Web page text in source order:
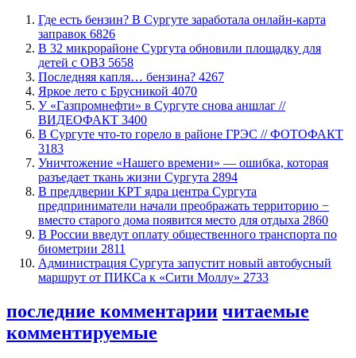
​Где есть бензин? В Сургуте заработала онлайн-карта
заправок 6826
В 32 микрорайоне Сургута обновили площадку для
детей с ОВЗ 5658
​Последняя капля… бензина? 4267
Яркое лето с Брусникой 4070
У «Газпромнефти» в Сургуте снова аншлаг //
ВИДЕОФАКТ 3400
​В Сургуте что-то горело в районе ГРЭС // ФОТОФАКТ
3183
​Уничтожение «Нашего времени» — ошибка, которая
разъедает ткань жизни Сургута 2894
​В преддверии КРТ ядра центра Сургута
предприниматели начали преображать территорию −
вместо старого дома появится место для отдыха 2860
В России введут оплату общественного транспорта по
биометрии 2811
​Администрация Сургута запустит новый автобусный
маршрут от ПИКСа к «Сити Моллу» 2733
последние комментарии читаемые
комментируемые